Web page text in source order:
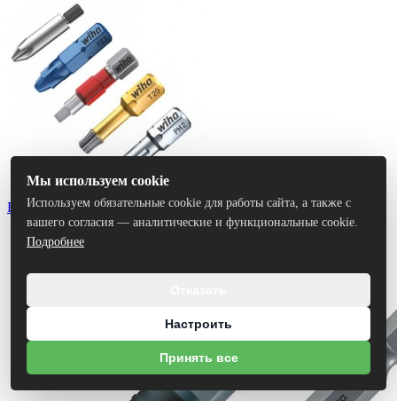
Биты
Мы используем cookie
Используем обязательные cookie для работы сайта, а также с
вашего согласия — аналитические и функциональные cookie.
Подробнее
Настроить
Принять все